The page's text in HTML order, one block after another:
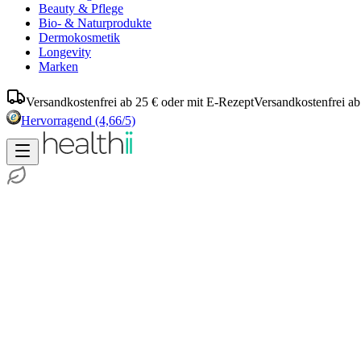
Beauty & Pflege
Bio- & Naturprodukte
Dermokosmetik
Longevity
Marken
Versandkostenfrei ab 25 € oder mit E-RezeptVersandkostenfrei
Hervorragend (4,66/5)